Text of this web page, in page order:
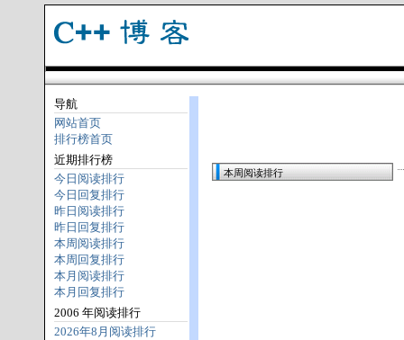
导航
网站首页
排行榜首页
近期排行榜
今日阅读排行
今日回复排行
昨日阅读排行
昨日回复排行
本周阅读排行
本周回复排行
本月阅读排行
本月回复排行
2006 年阅读排行
2026年8月阅读排行
本周阅读排行